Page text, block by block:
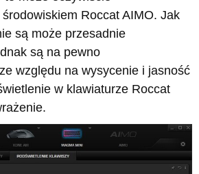
środowiskiem Roccat AIMO. Jak
są może przesadnie
są na pewno
względu na wysycenie i jasność
w klawiaturze Roccat